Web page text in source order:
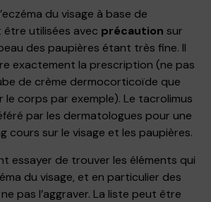
du visage à base de
utilisées avec précaution sur
des paupières étant très fine. Il
exactement la prescription (ne pas
de crème dermocorticoïde que
corps par exemple). Le tacrolimus
par les dermatologues pour une
cours sur le visage et les paupières.
essayer de trouver les éléments qui
du visage, et en particulier des
pas l’aggraver. La liste peut être